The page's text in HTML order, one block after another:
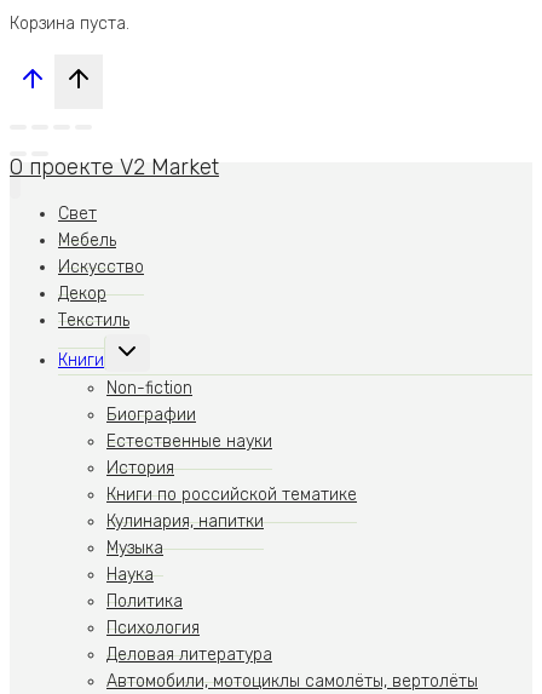
Корзина пуста.
О проекте V2 Market
Свет
Мебель
Искусство
Декор
Текстиль
Книги
Переключить
меню
Non-fiction
Биографии
Естественные науки
История
Книги по российской тематике
Кулинария, напитки
Музыка
Наука
Политика
Психология
Деловая литература
Автомобили, мотоциклы самолёты, вертолёты